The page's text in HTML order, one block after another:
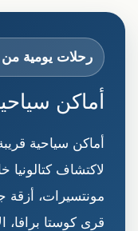
رحلات يومية من
أماكن
أماكن سياحية
لاكتشاف كتالونيا
مونتسيرات، أزقة
قرى كوستا برافا،